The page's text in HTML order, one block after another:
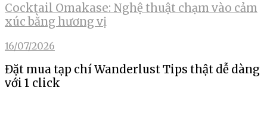
Cocktail Omakase: Nghệ thuật chạm vào cảm
xúc bằng hương vị
16/07/2026
Đặt mua tạp chí Wanderlust Tips thật dễ dàng
với 1 click